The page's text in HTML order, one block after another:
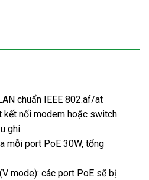
chuẩn IEEE 802.af/at
kết nối modem hoặc switch
ghi.
mỗi port PoE 30W, tổng
mode): các port PoE sẽ bị